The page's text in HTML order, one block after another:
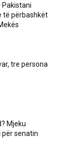
Pakistani
të përbashkët
tre persona
Mjeku
senatin